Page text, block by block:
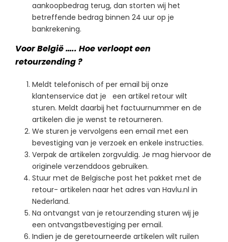
aankoopbedrag terug, dan storten wij het
betreffende bedrag binnen 24 uur op je
bankrekening.
Voor België ….. Hoe verloopt een
retourzending ?
Meldt telefonisch of per email bij onze
klantenservice dat je een artikel retour wilt
sturen. Meldt daarbij het factuurnummer en de
artikelen die je wenst te retourneren.
We sturen je vervolgens een email met een
bevestiging van je verzoek en enkele instructies.
Verpak de artikelen zorgvuldig. Je mag hiervoor de
originele verzenddoos gebruiken.
Stuur met de Belgische post het pakket met de
retour- artikelen naar het adres van Havlu.nl in
Nederland.
Na ontvangst van je retourzending sturen wij je
een ontvangstbevestiging per email.
Indien je de geretourneerde artikelen wilt ruilen